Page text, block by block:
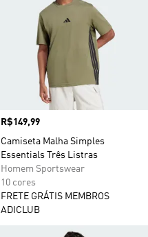
Preço
R$149,99
Camiseta Malha Simples
Essentials Três Listras
Homem Sportswear
10 cores
FRETE GRÁTIS MEMBROS
ADICLUB